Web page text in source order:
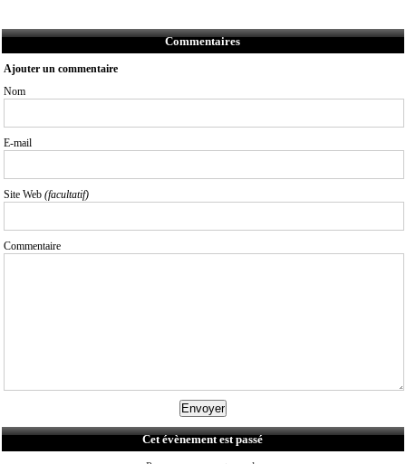
Commentaires
Ajouter un commentaire
Nom
E-mail
Site Web (facultatif)
Commentaire
Cet évènement est passé